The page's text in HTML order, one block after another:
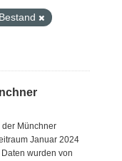
Bestand
der Münchner
Januar 2024
wurden von